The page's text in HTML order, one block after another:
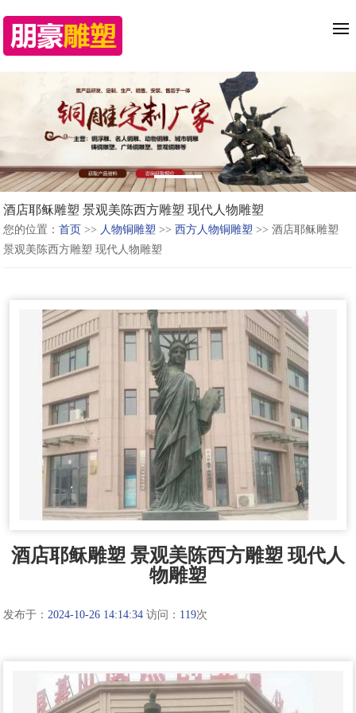
酒店耶稣雕塑 景观美陈西方雕塑 现代人物雕塑
您的位置：首页 >> 人物铜雕塑 >>西方人物铜雕塑 >> 酒店耶稣雕塑
景观美陈西方雕塑 现代人物雕塑
酒店耶稣雕塑 景观美陈西方雕塑 现代人
物雕塑
发布于：2024-10-26 14:14:34 访问： 119次